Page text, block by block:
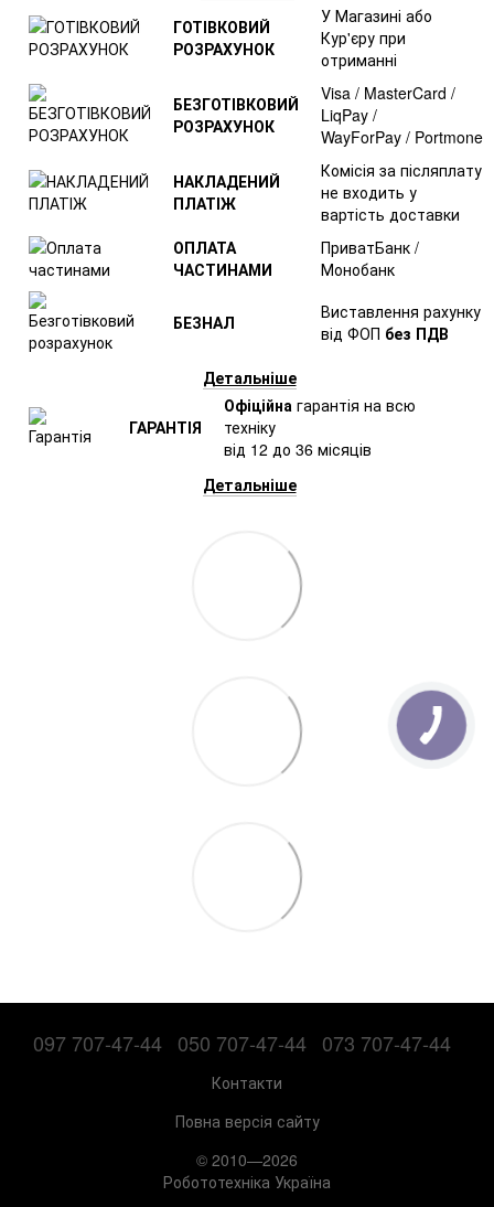
ГОТІВКОВИЙ
РОЗРАХУНОК
У Магазині або
Кур'єру при
отриманні
БЕЗГОТІВКОВИЙ
РОЗРАХУНОК
Visa / MasterCard /
LiqPay /
WayForPay / Portmone
НАКЛАДЕНИЙ
ПЛАТІЖ
Комісія за післяплату
не входить у
вартість доставки
ОПЛАТА
ЧАСТИНАМИ
ПриватБанк /
Монобанк
БЕЗНАЛ
Виставлення рахунку
від ФОП без ПДВ
Детальніше
ГАРАНТІЯ
Офіційна гарантія на всю
техніку
від 12 до 36 місяців
Детальніше
097 707-47-44 050 707-47-44 073 707-47-44
Контакти
Повна версія сайту
© 2010—2026
Робототехніка Україна